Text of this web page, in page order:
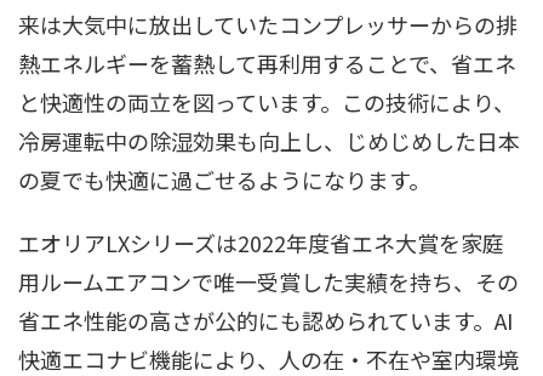
来は大気中に放出していたコンプレッサーからの排
熱エネルギーを蓄熱して再利用することで、省エネ
と快適性の両立を図っています。この技術により、
冷房運転中の除湿効果も向上し、じめじめした日本
の夏でも快適に過ごせるようになります。
エオリアLXシリーズは2022年度省エネ大賞を家庭
用ルームエアコンで唯一受賞した実績を持ち、その
省エネ性能の高さが公的にも認められています。AI
快適エコナビ機能により、人の在・不在や室内環境